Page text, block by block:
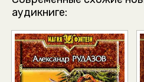
аудикниге: